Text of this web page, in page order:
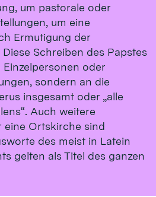
um pastorale oder
um eine
Ermutigung der
Schreiben des Papstes
oder
sondern an die
insgesamt oder „alle
Auch weitere
eine Ortskirche sind
des meist in Latein
gelten als Titel des ganzen